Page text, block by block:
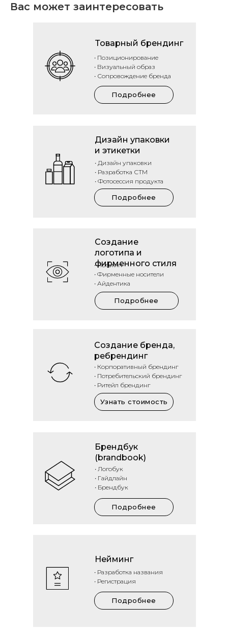
Вас может заинтересовать
Подробнее
Товарный брендинг
Дизайн упаковки
и этикетки
• Дизайн упаковки
• Разработка СТМ
• Фотосессия продукта
Создание
логотипа и
фирменного стиля
Подробнее
Подробнее
• Позиционирование
• Визуальный образ
• Сопровождение бренда
• Логотип
• Фирменные носители
• Айдентика
Узнать стоимость
Создание бренда,
ребрендинг
Брендбук
(brandbook)
• Логобук
• Гайдлайн
• Брендбук
Нейминг
• Разработка названия
• Регистрация
Подробнее
Подробнее
• Корпоративный брендинг
• Потребительский брендинг
• Ритейл брендинг